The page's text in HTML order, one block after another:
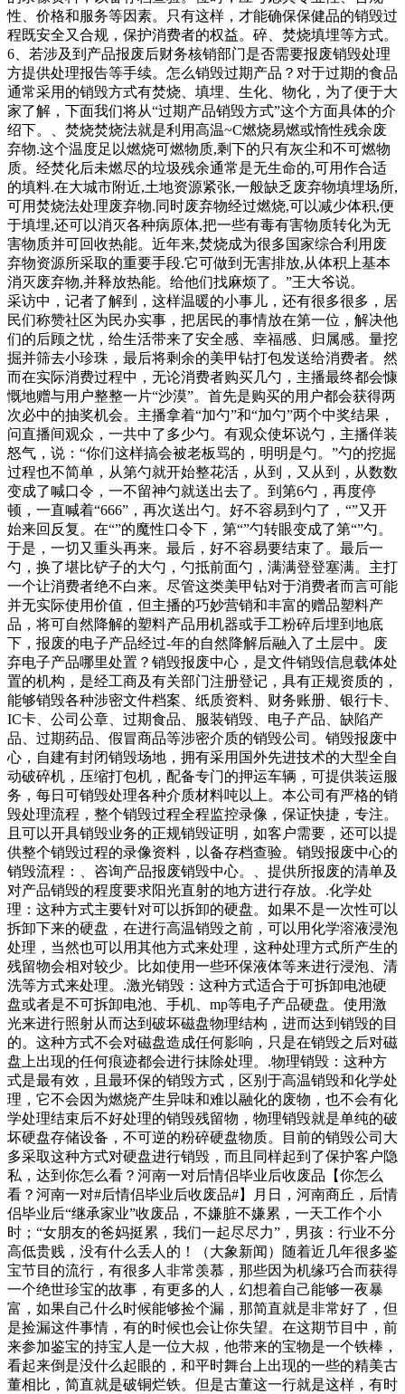
望而不可及的。陆仙人的运气到此就结束了吗？并没有。陆仙
人真正意义上的成功，在于他能够从农村走出去，走到国际时
装周的台上，成为一个模特。而能够让他由此成就的原因在
于，专者问起，老人收废品是否真是生活所迫时，房客表示，
老人看起来不差钱。老太太的房客说“她不缺钱呀，她两个儿
子四套房，又有房租，她缺啥钱呀，一个老太太又花不了多少
钱。（记者那她就是要捡？）对，
性、价格和服务等因素。只有这样，才能确保保健品的销毁过
程既安全又合规，保护消费者的权益。碎、焚烧填埋等方式。
6、若涉及到产品报废后财务核销部门是否需要报废销毁处理
方提供处理报告等手续。怎么销毁过期产品？对于过期的食品
通常采用的销毁方式有焚烧、填埋、生化、物化，为了便于大
家了解，下面我们将从“过期产品销毁方式”这个方面具体的介
绍下。、焚烧焚烧法就是利用高温~C燃烧易燃或惰性残余废
弃物.这个温度足以燃烧可燃物质,剩下的只有灰尘和不可燃物
质。经焚化后未燃尽的垃圾残余通常是无生命的,可用作合适
的填料.在大城市附近,土地资源紧张,一般缺乏废弃物填埋场所,
可用焚烧法处理废弃物.同时废弃物经过燃烧,可以减少体积,便
于填埋,还可以消灭各种病原体,把一些有毒有害物质转化为无
害物质并可回收热能。近年来,焚烧成为很多国家综合利用废
弃物资源所采取的重要手段.它可做到无害排放,从体积上基本
消灭废弃物,并释放热能。给他们找麻烦了。”王大爷说。
采访中，记者了解到，这样温暖的小事儿，还有很多很多，居
民们称赞社区为民办实事，把居民的事情放在第一位，解决他
们的后顾之忧，给生活带来了安全感、幸福感、归属感。量挖
掘并筛去小珍珠，最后将剩余的美甲钻打包发送给消费者。然
而在实际消费过程中，无论消费者购买几勺，主播最终都会慷
慨地赠与用户整整一片“沙漠”。首先是购买的用户都会获得两
次必中的抽奖机会。主播拿着“加勺”和“加勺”两个中奖结果，
问直播间观众，一共中了多少勺。有观众使坏说勺，主播佯装
怒气，说：“你们这样搞会被老板骂的，明明是勺。”勺的挖掘
过程也不简单，从第勺就开始整花活，从到，又从到，从数数
变成了喊口令，一不留神勺就送出去了。到第6勺，再度停
顿，一直喊着“666”，再次送出勺。好不容易到勺了，“”又开
始来回反复。在“”的魔性口令下，第“”勺转眼变成了第“”勺。
于是，一切又重头再来。最后，好不容易要结束了。最后一
勺，换了堪比铲子的大勺，勺抵前面勺，满满登登塞满。主打
一个让消费者绝不白来。尽管这类美甲钻对于消费者而言可能
并无实际使用价值，但主播的巧妙营销和丰富的赠品塑料产
品，将可自然降解的塑料产品用机器或手工粉碎后埋到地底
下，报废的电子产品经过-年的自然降解后融入了土层中。废
弃电子产品哪里处置？销毁报废中心，是文件销毁信息载体处
置的机构，是经工商及有关部门注册登记，具有正规资质的，
能够销毁各种涉密文件档案、纸质资料、财务账册、银行卡、
IC卡、公司公章、过期食品、服装销毁、电子产品、缺陷产
品、过期药品、假冒商品等涉密介质的销毁公司。销毁报废中
心，自建有封闭销毁场地，拥有采用国外先进技术的大型全自
动破碎机，压缩打包机，配备专门的押运车辆，可提供装运服
务，每日可销毁处理各种介质材料吨以上。本公司有严格的销
毁处理流程，整个销毁过程全程监控录像，保证快捷，专注。
且可以开具销毁业务的正规销毁证明，如客户需要，还可以提
供整个销毁过程的录像资料，以备存档查验。销毁报废中心的
销毁流程：、咨询产品报废销毁中心。、提供所报废的清单及
对产品销毁的程度要求阳光直射的地方进行存放。.化学处
理：这种方式主要针对可以拆卸的硬盘。如果不是一次性可以
拆卸下来的硬盘，在进行高温销毁之前，可以用化学溶液浸泡
处理，当然也可以用其他方式来处理，这种处理方式所产生的
残留物会相对较少。比如使用一些环保液体等来进行浸泡、清
洗等方式来处理。.激光销毁：这种方式适合于可拆卸电池硬
盘或者是不可拆卸电池、手机、mp等电子产品硬盘。使用激
光来进行照射从而达到破坏磁盘物理结构，进而达到销毁的目
的。这种方式不会对磁盘造成任何影响，只是在销毁之后对磁
盘上出现的任何痕迹都会进行抹除处理。.物理销毁：这种方
式是最有效，且最环保的销毁方式，区别于高温销毁和化学处
理，它不会因为燃烧产生异味和难以融化的废物，也不会有化
学处理结束后不好处理的销毁残留物，物理销毁就是单纯的破
坏硬盘存储设备，不可逆的粉碎硬盘物质。目前的销毁公司大
多采取这种方式对硬盘进行销毁，而且同样起到了保护客户隐
私，达到你怎么看？河南一对后情侣毕业后收废品【你怎么
看？河南一对#后情侣毕业后收废品#】月日，河南商丘，后情
侣毕业后“继承家业”收废品，不嫌脏不嫌累，一天工作个小
时；“女朋友的爸妈挺累，我们一起尽尽力”，男孩：行业不分
高低贵贱，没有什么丢人的！（大象新闻）随着近几年很多鉴
宝节目的流行，有很多人非常羡慕，那些因为机缘巧合而获得
一个绝世珍宝的故事，有更多的人，幻想着自己能够一夜暴
富，如果自己什么时候能够捡个漏，那简直就是非常好了，但
是捡漏这件事情，有的时候也会让你失望。在这期节目中，前
来参加鉴宝的持宝人是一位大叔，他带来的宝物是一个铁棒，
看起来倒是没什么起眼的，和平时舞台上出现的一些的精美古
董相比，简直就是破铜烂铁。但是古董这一行就是这样，有时